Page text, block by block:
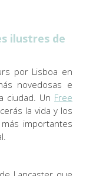
ilustres de
por Lisboa en
novedosas e
ciudad. Un Free
la vida y los
importantes